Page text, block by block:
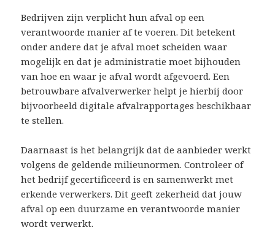
Bedrijven zijn verplicht hun afval op een
verantwoorde manier af te voeren. Dit betekent
onder andere dat je afval moet scheiden waar
mogelijk en dat je administratie moet bijhouden
van hoe en waar je afval wordt afgevoerd. Een
betrouwbare afvalverwerker helpt je hierbij door
bijvoorbeeld digitale afvalrapportages beschikbaar
te stellen.
Daarnaast is het belangrijk dat de aanbieder werkt
volgens de geldende milieunormen. Controleer of
het bedrijf gecertificeerd is en samenwerkt met
erkende verwerkers. Dit geeft zekerheid dat jouw
afval op een duurzame en verantwoorde manier
wordt verwerkt.